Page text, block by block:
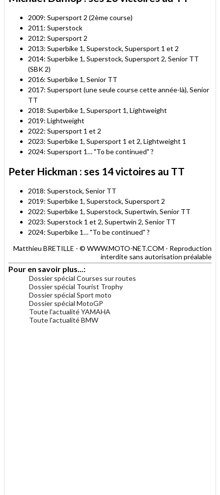
2009: Supersport 2 (2ème course)
2011: Superstock
2012: Supersport 2
2013: Superbike 1, Superstock, Supersport 1 et 2
2014: Superbike 1, Superstock, Supersport 2, Senior TT
(SBK 2)
2016: Superbike 1, Senior TT
2017: Supersport (une seule course cette année-là), Senior
TT
2018: Superbike 1, Supersport 1, Lightweight
2019: Lightweight
2022: Supersport 1 et 2
2023: Superbike 1, Supersport 1 et 2, Lightweight 1
2024: Supersport 1… "To be continued" ?
Peter Hickman : ses 14 victoires au TT
2018: Superstock, Senior TT
2019: Superbike 1, Superstock, Supersport 2
2022: Superbike 1, Superstock, Supertwin, Senior TT
2023: Superstock 1 et 2, Supertwin 2, Senior TT
2024: Superbike 1… "To be continued" ?
Matthieu BRETILLE - © WWW.MOTO-NET.COM - Reproduction
interdite sans autorisation préalable
Pour en savoir plus...:
Dossier spécial Courses sur routes
Dossier spécial Tourist Trophy
Dossier spécial Sport moto
Dossier spécial MotoGP
Toute l'actualité YAMAHA
Toute l'actualité BMW